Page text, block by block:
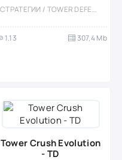
СТРАТЕГИИ / TOWER DEFENCE / КИБЕРПАНК / БУДУЮЩИЕ / НАУЧНАЯ ФАНТАСТИКА / БОССЫ / МОД / ПЛАТНАЯ
1.13 307.4 Mb
Tower Crush Evolution
- TD